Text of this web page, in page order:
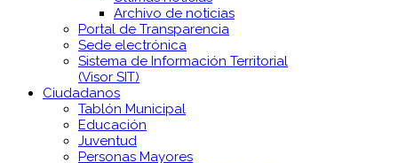
Archivo de noticias
Portal de Transparencia
Sede electrónica
Sistema de Información Territorial
(Visor SIT)
Ciudadanos
Tablón Municipal
Educación
Juventud
Personas Mayores